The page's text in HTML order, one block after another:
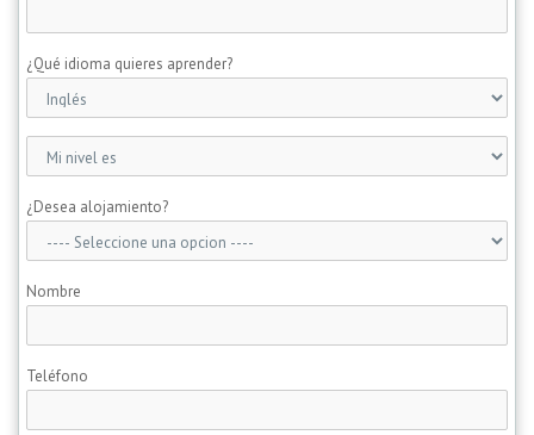
¿Qué idioma quieres aprender?
¿Desea alojamiento?
Nombre
Teléfono